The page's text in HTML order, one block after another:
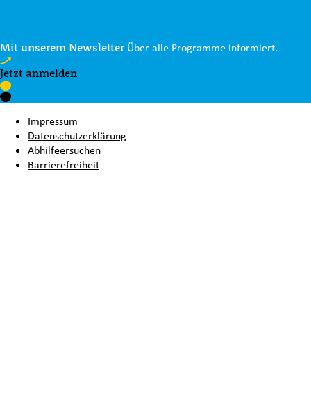
Mit unserem Newsletter Über alle Programme informiert.
Jetzt anmelden
Impressum
Datenschutzerklärung
Abhilfeersuchen
Barrierefreiheit